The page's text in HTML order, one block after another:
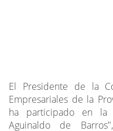
El Presidente de la
Empresariales de la
ha participado en la
Aguinaldo de